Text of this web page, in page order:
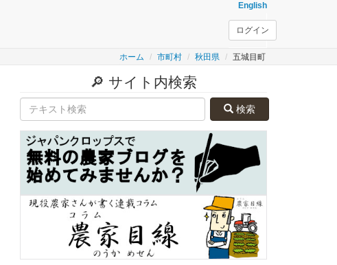
English
ログイン
ホーム 市町村 秋田県 五城目町
🔎 サイト内検索
検索